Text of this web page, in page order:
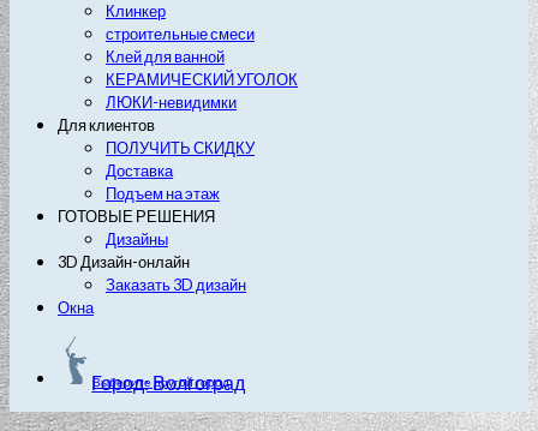
Клинкер
строительные смеси
Клей для ванной
КЕРАМИЧЕСКИЙ УГОЛОК
ЛЮКИ-невидимки
Для клиентов
ПОЛУЧИТЬ СКИДКУ
Доставка
Подъем на этаж
ГОТОВЫЕ РЕШЕНИЯ
Дизайны
3D Дизайн-онлайн
Заказать 3D дизайн
Окна
Город: Волгоград
Выберите другой город